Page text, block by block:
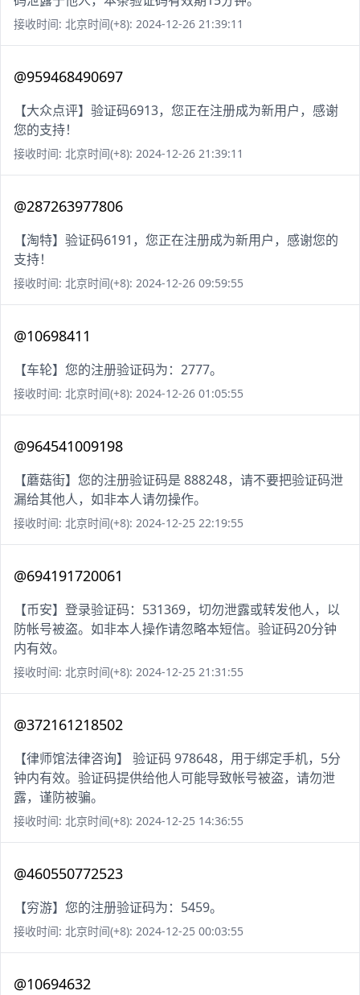
接收时间: 北京时间(+8): 2024-12-26 21:39:11
@959468490697
【大众点评】验证码6913，您正在注册成为新用户，感谢
您的支持！
接收时间: 北京时间(+8): 2024-12-26 21:39:11
@287263977806
【淘特】验证码6191，您正在注册成为新用户，感谢您的
支持！
接收时间: 北京时间(+8): 2024-12-26 09:59:55
@10698411
【车轮】您的注册验证码为：2777。
接收时间: 北京时间(+8): 2024-12-26 01:05:55
@964541009198
【蘑菇街】您的注册验证码是 888248，请不要把验证码泄
漏给其他人，如非本人请勿操作。
接收时间: 北京时间(+8): 2024-12-25 22:19:55
@694191720061
【币安】登录验证码：531369，切勿泄露或转发他人，以
防帐号被盗。如非本人操作请忽略本短信。验证码20分钟
内有效。
接收时间: 北京时间(+8): 2024-12-25 21:31:55
@372161218502
【律师馆法律咨询】 验证码 978648，用于绑定手机，5分
钟内有效。验证码提供给他人可能导致帐号被盗，请勿泄
露，谨防被骗。
接收时间: 北京时间(+8): 2024-12-25 14:36:55
@460550772523
【穷游】您的注册验证码为：5459。
接收时间: 北京时间(+8): 2024-12-25 00:03:55
@10694632